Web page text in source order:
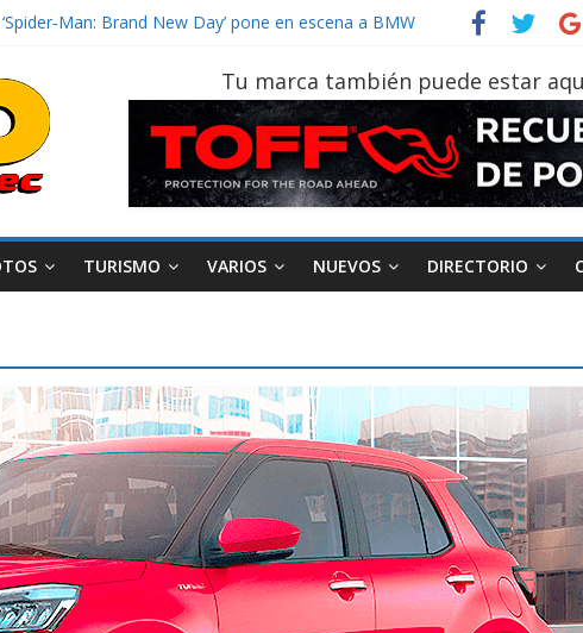
un vehículo gana protagonismo a la hora de decidir
con tu vehículo si permanece varios días sin usar?
2026, edición 47ª, recorre 7 provincias en 8 días
12 Sinotruk Bolden para cubrir las rutas de La Vuelta
Tu marca también puede estar
TURISMO VARIOS NUEVOS DIRECTORIO
Turismo Varios
pasar con tu
si permanece
sin usar?
AEADE Industria Motociclismo
Movilidad
Campaña busca cambiar
destino de los
en la región